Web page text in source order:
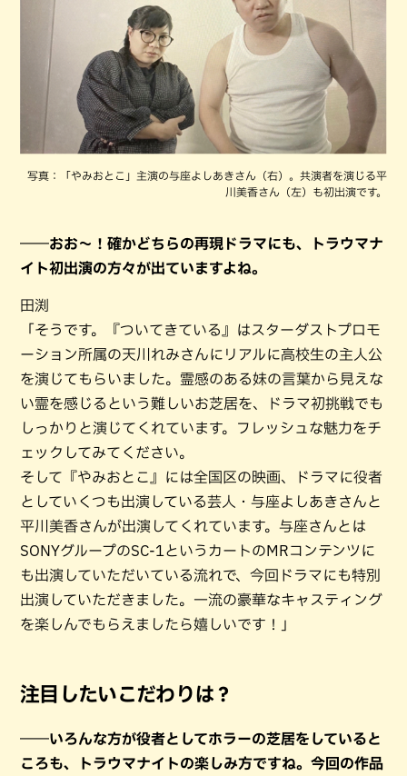
写真：「やみおとこ」主演の与座よしあきさん（右）。共演者を演じる平
川美香さん（左）も初出演です。
――おお～！確かどちらの再現ドラマにも、トラウマナ
イト初出演の方々が出ていますよね。
田渕
「そうです。『ついてきている』はスターダストプロモ
ーション所属の天川れみさんにリアルに高校生の主人公
を演じてもらいました。霊感のある妹の言葉から見えな
い霊を感じるという難しいお芝居を、ドラマ初挑戦でも
しっかりと演じてくれています。フレッシュな魅力をチ
ェックしてみてください。
そして『やみおとこ』には全国区の映画、ドラマに役者
としていくつも出演している芸人・与座よしあきさんと
平川美香さんが出演してくれています。与座さんとは
SONYグループのSC-1というカートのMRコンテンツに
も出演していただいている流れで、今回ドラマにも特別
出演していただきました。一流の豪華なキャスティング
を楽しんでもらえましたら嬉しいです！」
注目したいこだわりは？
――いろんな方が役者としてホラーの芝居をしていると
ころも、トラウマナイトの楽しみ方ですね。今回の作品